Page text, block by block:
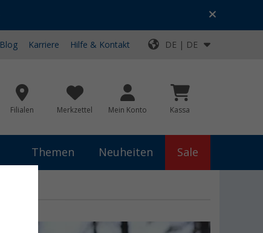
Top-Deals für dein Abenteuer!
Blog Karriere Hilfe & Kontakt DE | DE
Filialen Merkzettel Mein Konto Kassa
Themen Neuheiten Sale